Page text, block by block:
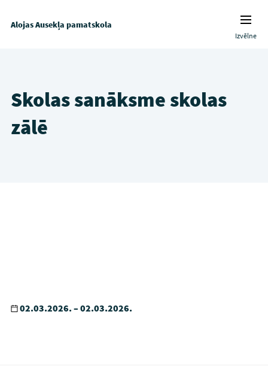
Alojas Ausekļa pamatskola
Izvēlne
Skolas sanāksme skolas
zālē
02.03.2026. – 02.03.2026.